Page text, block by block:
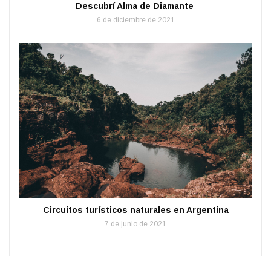
Descubrí Alma de Diamante
6 de diciembre de 2021
Circuitos turísticos naturales en Argentina
7 de junio de 2021